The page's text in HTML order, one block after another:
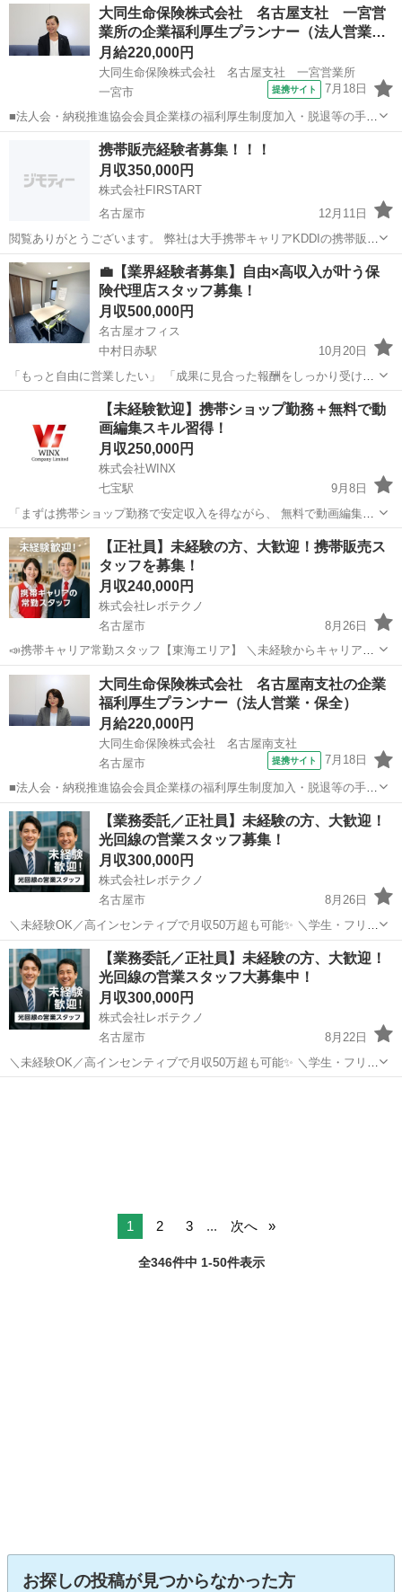
愛知 稲沢市 奥田駅 代理店営業
大同生命保険株式会社 名古屋支社 一宮営
業所の企業福利厚生プランナー（法人営業…
月給220,000円
大同生命保険株式会社 名古屋支社 一宮営業所
一宮市
提携サイト 7月18日
■法人会・納税推進協会会員企業様の福利厚生制度加入・脱退等の手続
きなどをお任せします。 家庭訪問ではなく、会員である法人企業様へ
と出向き、当社のお薦めするプランのご案内などがメイン。個人宅訪
問や知人・友人への保険勧誘は一切あ...
一宮市 代理店営業
携帯販売経験者募集！！！
月収350,000円
株式会社FIRSTART
名古屋市
12月11日
閲覧ありがとうございます。 弊社は大手携帯キャリアKDDIの携帯販売
業務を行っている会社になります。 今回事業拡大の為auショップ、携
帯イベント経験のある方を探しています。 今携帯会社で働いている方
毎日の残業などもありません...
愛知 名古屋市 代理店営業 auショップ
💼【業界経験者募集】自由×高収入が叶う保
険代理店スタッフ募集！
月収500,000円
名古屋オフィス
中村日赤駅
10月20日
「もっと自由に営業したい」 「成果に見合った報酬をしっかり受け取
りたい」 そんなあなたにピッタリの環境です。 ⸻ 🔹当社について
当社は、業界トップクラスの手数料率を誇る総合保険代理店です。 名
古屋駅から車で5分の好立...
名古屋市 中村日赤駅 代理店営業 損害保険
【未経験歓迎】携帯ショップ勤務＋無料で動
画編集スキル習得！
月収250,000円
株式会社WINX
七宝駅
9月8日
「まずは携帯ショップ勤務で安定収入を得ながら、 無料で動画編集ス
キルを習得！」 学んだ先には、副業・在宅ワーク・フリーランス・独
立など、 自由なキャリアの選択肢が広がります。 未経験からでも安心
して挑戦できるよう、 研修...
愛知 あま市 七宝駅 代理店営業 動画編集
【正社員】未経験の方、大歓迎！携帯販売ス
タッフを募集！
月収240,000円
株式会社レボテクノ
名古屋市
8月26日
📣携帯キャリア常勤スタッフ【東海エリア】 ＼未経験からキャリアを
スタート！／ 20〜30代活躍中◎性別、学歴不問◎ 【仕事内容】 ・携
帯キャリアショップでの接客・受付 ・新規契約、機種変更、プラン提
案 ・お客...
愛知 名古屋市 代理店営業 未経験
大同生命保険株式会社 名古屋南支社の企業
福利厚生プランナー（法人営業・保全）
月給220,000円
大同生命保険株式会社 名古屋南支社
名古屋市
提携サイト 7月18日
■法人会・納税推進協会会員企業様の福利厚生制度加入・脱退等の手続
きなどをお任せします。 家庭訪問ではなく、会員である法人企業様へ
と出向き、当社のお薦めするプランのご案内などがメイン。個人宅訪
問や知人・友人への保険勧誘は一切あ...
愛知 名古屋市 代理店営業
【業務委託／正社員】未経験の方、大歓迎！
光回線の営業スタッフ募集！
月収300,000円
株式会社レボテクノ
名古屋市
8月26日
＼未経験OK／高インセンティブで月収50万超も可能✨ ＼学生・フリー
ター・第二新卒・副業も歓迎！／ ショッピングモールや家電量販店
で、お客様にインターネッ ト（光回線）をご案内・提案するお
仕事です。 ・通信...
愛知 名古屋市 代理店営業 未経験
【業務委託／正社員】未経験の方、大歓迎！
光回線の営業スタッフ大募集中！
月収300,000円
株式会社レボテクノ
名古屋市
8月22日
＼未経験OK／高インセンティブで月収50万超も可能✨ ＼学生・フリー
ター・第二新卒・副業も歓迎！／ ショッピングモールや家電量販店
1 2 3 ... 次へ
全346件中 1-50件表示
お探しの投稿が見つからなかった方